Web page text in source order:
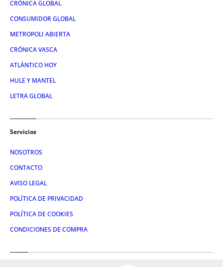
CRÓNICA GLOBAL
CONSUMIDOR GLOBAL
METROPOLI ABIERTA
CRÓNICA VASCA
ATLÁNTICO HOY
HULE Y MANTEL
LETRA GLOBAL
Servicios
NOSOTROS
CONTACTO
AVISO LEGAL
POLÍTICA DE PRIVACIDAD
POLÍTICA DE COOKIES
CONDICIONES DE COMPRA